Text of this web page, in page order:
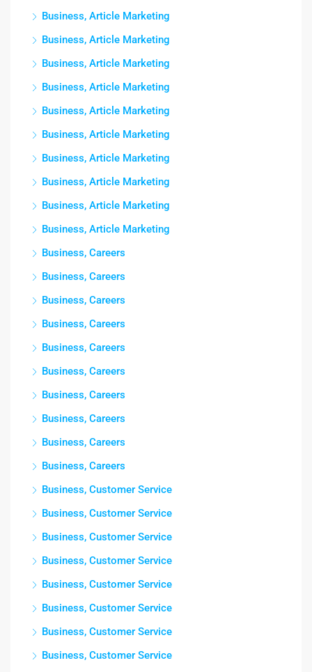
Business, Article Marketing
Business, Article Marketing
Business, Article Marketing
Business, Article Marketing
Business, Article Marketing
Business, Article Marketing
Business, Article Marketing
Business, Article Marketing
Business, Article Marketing
Business, Article Marketing
Business, Careers
Business, Careers
Business, Careers
Business, Careers
Business, Careers
Business, Careers
Business, Careers
Business, Careers
Business, Careers
Business, Careers
Business, Customer Service
Business, Customer Service
Business, Customer Service
Business, Customer Service
Business, Customer Service
Business, Customer Service
Business, Customer Service
Business, Customer Service